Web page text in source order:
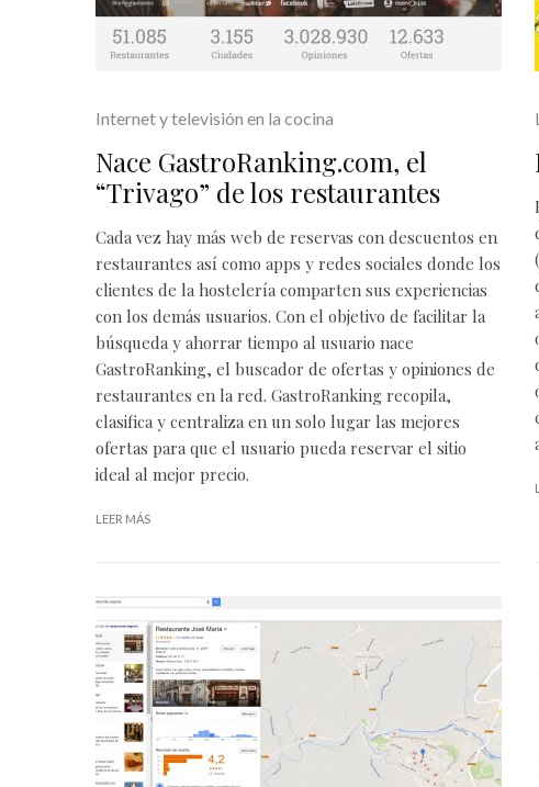
Internet y televisión en la cocina
Nace GastroRanking.com, el
“Trivago” de los restaurantes
Cada vez hay más web de reservas con descuentos en
restaurantes así como apps y redes sociales donde los
clientes de la hostelería comparten sus experiencias
con los demás usuarios. Con el objetivo de facilitar la
búsqueda y ahorrar tiempo al usuario nace
GastroRanking, el buscador de ofertas y opiniones de
restaurantes en la red. GastroRanking recopila,
clasifica y centraliza en un solo lugar las mejores
ofertas para que el usuario pueda reservar el sitio
ideal al mejor precio.
LEER MÁS